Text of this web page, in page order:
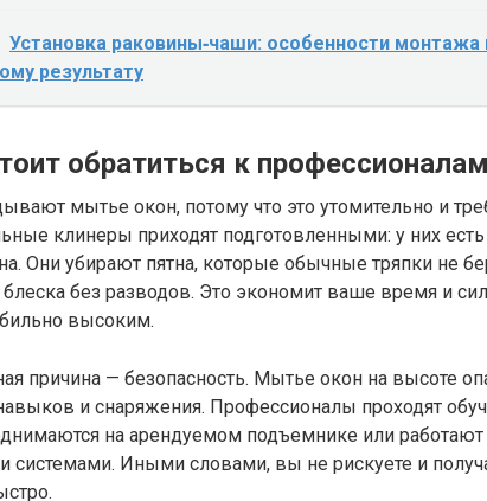
Установка раковины‑чаши: особенности монтажа
результату
обратиться к профессионалам
мытье окон, потому что это утомительно и
клинеры приходят подготовленными: у них
Они убирают пятна, которые обычные тряпки не
без разводов. Это экономит ваше время и
высоким.
причина — безопасность. Мытье окон на высоте
и снаряжения. Профессионалы проходят
на арендуемом подъемнике или
системами. Иными словами, вы не рискуете и